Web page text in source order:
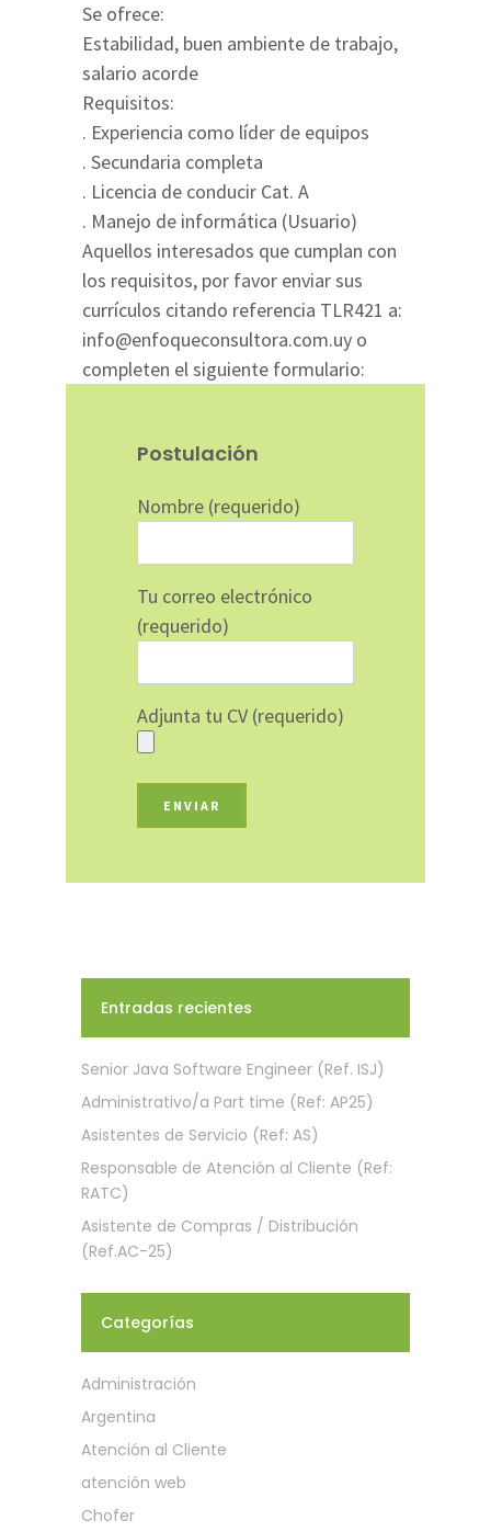
Se ofrece:
Estabilidad, buen ambiente de trabajo,
salario acorde
Requisitos:
. Experiencia como líder de equipos
. Secundaria completa
. Licencia de conducir Cat. A
. Manejo de informática (Usuario)
Aquellos interesados que cumplan con
los requisitos, por favor enviar sus
currículos citando referencia TLR421 a:
info@enfoqueconsultora.com.uy o
completen el siguiente formulario:
Postulación
Nombre (requerido)
Tu correo electrónico
(requerido)
Adjunta tu CV (requerido)
Entradas recientes
Senior Java Software Engineer (Ref. ISJ)
Administrativo/a Part time (Ref: AP25)
Asistentes de Servicio (Ref: AS)
Responsable de Atención al Cliente (Ref:
RATC)
Asistente de Compras / Distribución
(Ref.AC-25)
Categorías
Administración
Argentina
Atención al Cliente
atención web
Chofer